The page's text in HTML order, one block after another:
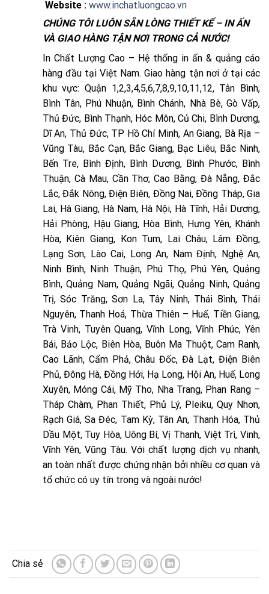
Website : www.inchatluongcao.vn
CHÚNG TÔI LUÔN SẴN LÒNG THIẾT KẾ – IN ẤN
VÀ GIAO HÀNG TẬN NƠI TRONG CẢ NƯỚC!
In Chất Lượng Cao – Hệ thống in ấn & quảng cáo
hàng đầu tại Việt Nam. Giao hàng tận nơi ở tại các
khu vực: Quận 1,2,3,4,5,6,7,8,9,10,11,12, Tân Bình,
Bình Tân, Phú Nhuận, Bình Chánh, Nhà Bè, Gò Vấp,
Thủ Đức, Bình Thạnh, Hóc Môn, Củ Chi, Bình Dương,
Dĩ An, Thủ Đức, TP Hồ Chí Minh, An Giang, Bà Rịa –
Vũng Tàu, Bắc Cạn, Bắc Giang, Bạc Liêu, Bắc Ninh,
Bến Tre, Bình Định, Bình Dương, Bình Phước, Bình
Thuận, Cà Mau, Cần Thơ, Cao Bằng, Đà Nẵng, Đắc
Lắc, Đắk Nông, Điện Biên, Đồng Nai, Đồng Tháp, Gia
Lai, Hà Giang, Hà Nam, Hà Nội, Hà Tĩnh, Hải Dương,
Hải Phòng, Hậu Giang, Hòa Bình, Hưng Yên, Khánh
Hòa, Kiên Giang, Kon Tum, Lai Châu, Lâm Đồng,
Lạng Sơn, Lào Cai, Long An, Nam Định, Nghệ An,
Ninh Bình, Ninh Thuận, Phú Thọ, Phú Yên, Quảng
Bình, Quảng Nam, Quảng Ngãi, Quảng Ninh, Quảng
Trị, Sóc Trăng, Sơn La, Tây Ninh, Thái Bình, Thái
Nguyên, Thanh Hoá, Thừa Thiên – Huế, Tiền Giang,
Trà Vinh, Tuyên Quang, Vĩnh Long, Vĩnh Phúc, Yên
Bái, Bảo Lộc, Biên Hòa, Buôn Ma Thuột, Cam Ranh,
Cao Lãnh, Cẩm Phả, Châu Đốc, Đà Lạt, Điện Biên
Phủ, Đông Hà, Đồng Hới, Hạ Long, Hội An, Huế, Long
Xuyên, Móng Cái, Mỹ Tho, Nha Trang, Phan Rang –
Tháp Chàm, Phan Thiết, Phủ Lý, Pleiku, Quy Nhơn,
Rạch Giá, Sa Đéc, Tam Kỳ, Tân An, Thanh Hóa, Thủ
Dầu Một, Tuy Hòa, Uông Bí, Vị Thanh, Việt Trì, Vinh,
Vĩnh Yên, Vũng Tàu. Với chất lượng dịch vụ nhanh,
an toàn nhất được chứng nhận bởi nhiều cơ quan và
tổ chức có uy tín trong và ngoài nước!